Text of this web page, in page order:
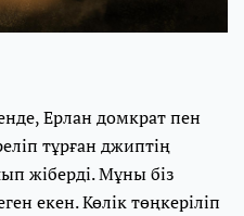
Ерлан домкрат пен
тұрған джиптің
жіберді. Мұны біз
екен. Көлік төңкеріліп